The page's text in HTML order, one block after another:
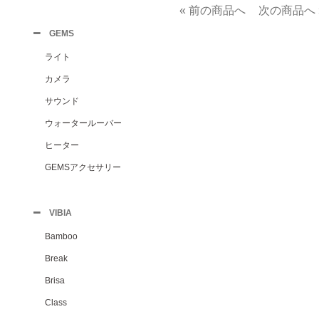
GEMS
ライト
カメラ
サウンド
ウォータールーバー
ヒーター
GEMSアクセサリー
VIBIA
Bamboo
Break
Brisa
Class
« 前の商品へ 次の商品へ